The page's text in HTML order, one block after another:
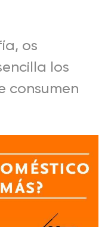
os
los
consumen